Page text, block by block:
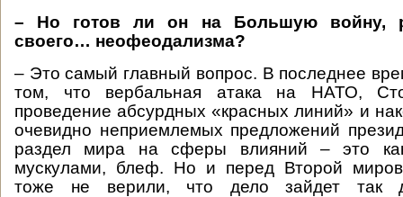
– Но готов ли он на Большую войну,
своего… неофеодализма?
– Это самый главный вопрос. В последнее
том, что вербальная атака на НАТО,
проведение абсурдных «красных линий» и
очевидно неприемлемых предложений
раздел мира на сферы влияний – это
мускулами, блеф. Но и перед Второй
тоже не верили, что дело зайдет так